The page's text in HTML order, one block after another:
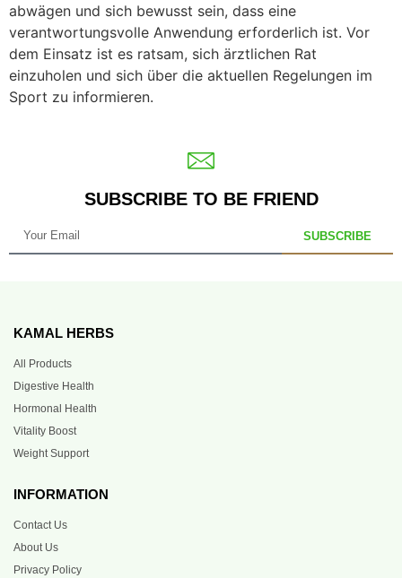
abwägen und sich bewusst sein, dass eine
verantwortungsvolle Anwendung erforderlich ist. Vor
dem Einsatz ist es ratsam, sich ärztlichen Rat
einzuholen und sich über die aktuellen Regelungen im
Sport zu informieren.
SUBSCRIBE TO BE FRIEND
SUBSCRIBE
KAMAL HERBS
All Products
Digestive Health
Hormonal Health
Vitality Boost
Weight Support
INFORMATION
Contact Us
About Us
Privacy Policy